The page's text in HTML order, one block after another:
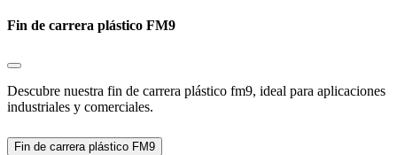
Fin de carrera plástico FM9
Descubre nuestra fin de carrera plástico fm9, ideal para aplicaciones
industriales y comerciales.
Fin de carrera plástico FM9